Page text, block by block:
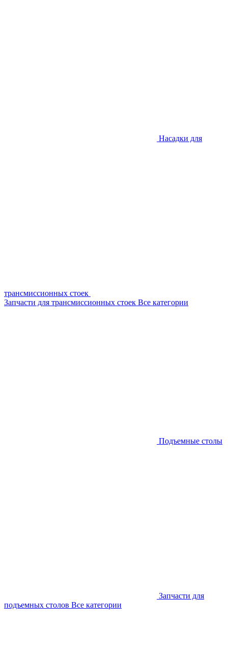
Насадки для
трансмиссионных стоек
Запчасти для трансмиссионных стоек Все категории
Подъемные столы
Запчасти для
подъемных столов Все категории